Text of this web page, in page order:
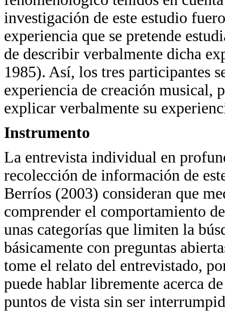
investigación de este estudio
experiencia que se pretende
de describir verbalmente dicha
1985). Así, los tres participantes
experiencia de creación musical,
explicar verbalmente su
Instrumento
La entrevista individual en
recolección de información de
Berríos (2003) consideran que
comprender el comportamiento
unas categorías que limiten la
básicamente con preguntas
tome el relato del entrevistado,
puede hablar libremente acerca
puntos de vista sin ser